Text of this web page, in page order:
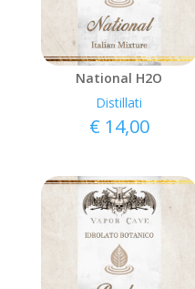
National H2O
Distillati
€ 14,00